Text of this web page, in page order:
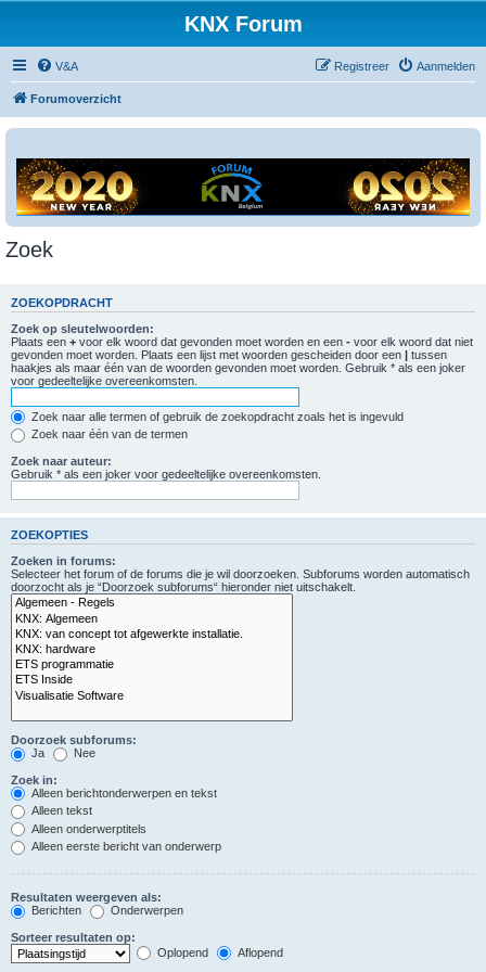
KNX Forum
V&A Aanmelden
Registreer
Forumoverzicht
Zoek
ZOEKOPDRACHT
Zoek op sleutelwoorden:
Plaats een + voor elk woord dat gevonden moet worden en een - voor elk woord dat niet
gevonden moet worden. Plaats een lijst met woorden gescheiden door een | tussen
haakjes als maar één van de woorden gevonden moet worden. Gebruik * als een joker
voor gedeeltelijke overeenkomsten.
Zoek naar alle termen of gebruik de zoekopdracht zoals het is ingevuld
Zoek naar één van de termen
Zoek naar auteur:
Gebruik * als een joker voor gedeeltelijke overeenkomsten.
ZOEKOPTIES
Zoeken in forums:
Selecteer het forum of de forums die je wil doorzoeken. Subforums worden automatisch
doorzocht als je “Doorzoek subforums“ hieronder niet uitschakelt.
Doorzoek subforums:
Ja
Nee
Zoek in:
Alleen berichtonderwerpen en tekst
Alleen tekst
Alleen onderwerptitels
Alleen eerste bericht van onderwerp
Resultaten weergeven als:
Berichten
Onderwerpen
Sorteer resultaten op:
Oplopend
Aflopend